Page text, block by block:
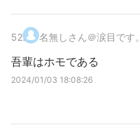
52. 名無しさん＠涙目です。
吾輩はホモである
2024/01/03 18:08:26